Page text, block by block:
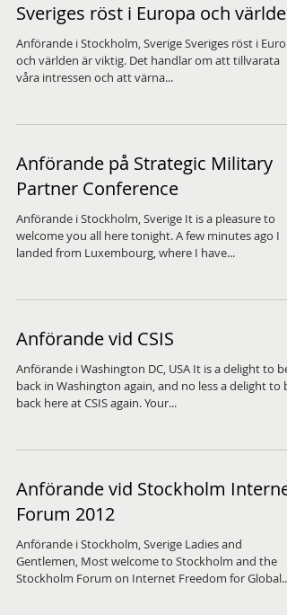
Sveriges röst i Europa och världen
Anförande i Stockholm, Sverige Sveriges röst i
och världen är viktig. Det handlar om att tillvarata
våra intressen och att värna...
Anförande på Strategic Military
Partner Conference
Anförande i Stockholm, Sverige It is a pleasure to
welcome you all here tonight. A few minutes ago I
landed from Luxembourg, where I have...
Anförande vid CSIS
Anförande i Washington DC, USA It is a delight to be
back in Washington again, and no less a delight to
back here at CSIS again. Your...
Anförande vid Stockholm Internet
Forum 2012
Anförande i Stockholm, Sverige Ladies and
Gentlemen, Most welcome to Stockholm and the
Stockholm Forum on Internet Freedom for Global...